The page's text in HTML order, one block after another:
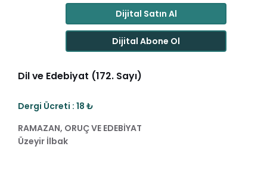
Dijital Satın Al
Dijital Abone Ol
Dil ve Edebiyat (172. Sayı)
Dergi Ücreti : 18 ₺
RAMAZAN, ORUÇ VE EDEBİYAT
Üzeyir İlbak